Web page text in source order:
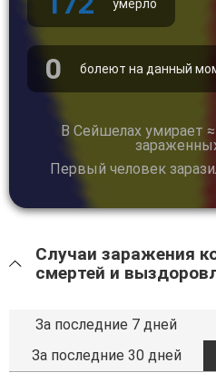
умерло
0 болеют на данный
В Сейшелах умирает ≈
Первый человек
Случаи заражения
смертей и
За последние 7 дней
За последние 30 дней